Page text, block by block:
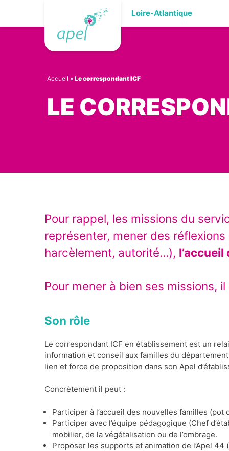
content
Loire-Atlantique
Accueil » Le correspondant ICF
LE
Pour rappel, les missions du
représenter, mener des
harcèlement, autorité…), l’accueil
Pour mener à bien ses missions,
Son rôle
Le correspondant ICF en établissement est un
information et conseil aux familles du
lien et force de proposition dans son Apel
Concrètement il peut :
Participer à l’accueil des nouvelles familles
Participer avec l’équipe pédagogique (Chef
mobilier, de la végétalisation ou de l’ombrage.
Proposer les supports et animation de l’Apel